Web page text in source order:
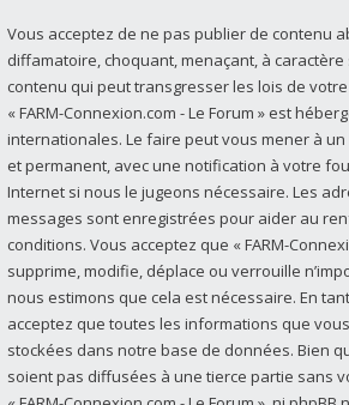
Vous acceptez de ne pas publier de contenu
diffamatoire, choquant, menaçant, à
contenu qui peut transgresser les lois de
« FARM-Connexion.com - Le Forum » est
internationales. Le faire peut vous mener à
et permanent, avec une notification à votre
Internet si nous le jugeons nécessaire. Les
messages sont enregistrées pour aider au
conditions. Vous acceptez que « FARM-
supprime, modifie, déplace ou verrouille
nous estimons que cela est nécessaire. En
acceptez que toutes les informations que
stockées dans notre base de données. Bien
soient pas diffusées à une tierce partie sans